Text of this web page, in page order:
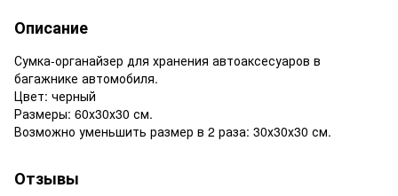
Описание
Сумка-органайзер для хранения автоаксесуаров в
багажнике автомобиля.
Цвет: черный
Размеры: 60х30х30 см.
Возможно уменьшить размер в 2 раза: 30х30х30 см.
Отзывы